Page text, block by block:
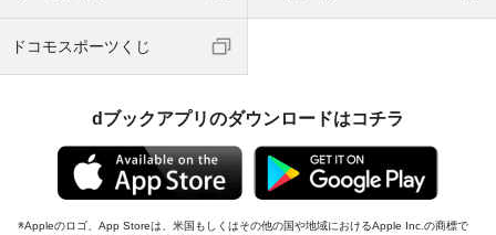
ドコモスポーツくじ
dブックアプリのダウンロードはコチラ
Appleのロゴ、App Storeは、米国もしくはその他の国や地域におけるApple Inc.の商標で